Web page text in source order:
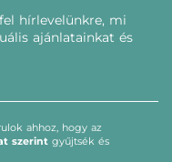
hírlevelünkre, mi
ajánlatainkat és
ahhoz, hogy az
szerint gyűjtsék és